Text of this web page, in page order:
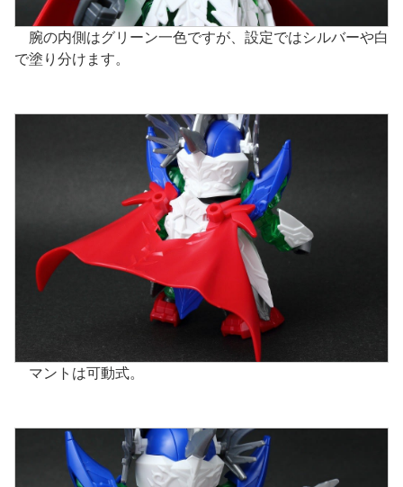
腕の内側はグリーン一色ですが、設定ではシルバーや白
で塗り分けます。
マントは可動式。